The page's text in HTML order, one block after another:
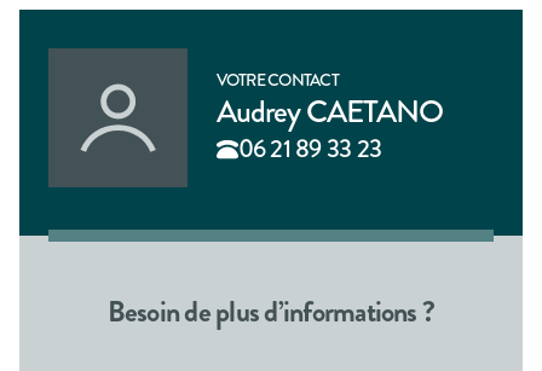
VOTRE CONTACT
Audrey CAETANO
06 21 89 33 23
Besoin de plus d’informations ?